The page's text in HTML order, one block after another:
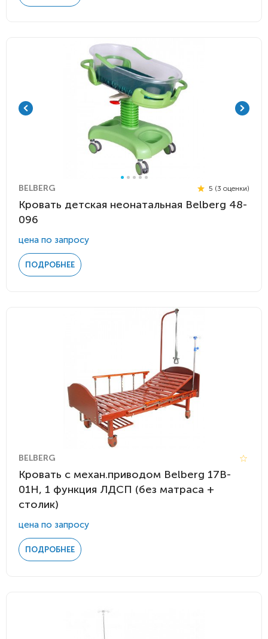
BELBERG 5 (3 оценки)
Кровать детская неонатальная Belberg 48-
096
цена по запросу
ПОДРОБНЕЕ
BELBERG
Кровать с механ.приводом Belberg 17B-
01H, 1 функция ЛДСП (без матраса +
столик)
цена по запросу
ПОДРОБНЕЕ